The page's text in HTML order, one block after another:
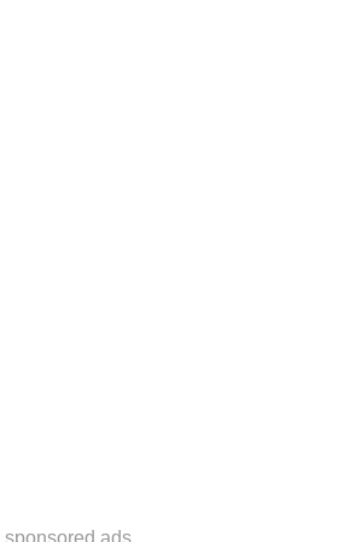
sponsored ads